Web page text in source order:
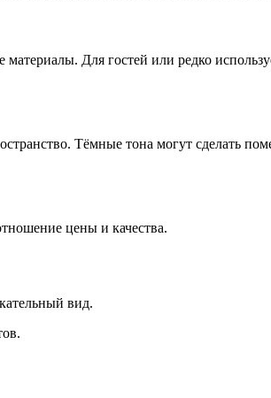
Для гостей или редко
Тёмные тона могут сделать
цены и качества.
вид.